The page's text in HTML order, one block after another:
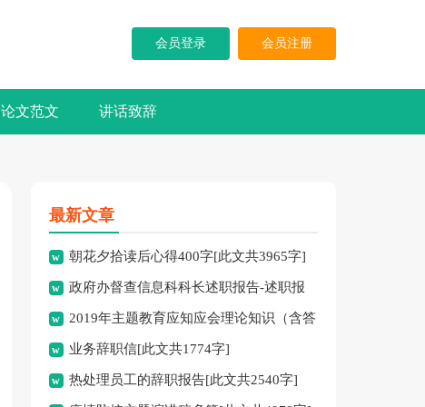
会员登录 会员注册
论文范文 讲话致辞
最新文章
朝花夕拾读后心得400字[此文共3965字]
政府办督查信息科科长述职报告-述职报
告[此文共10194字]
2019年主题教育应知应会理论知识（含答
案）[此文共10252字]
业务辞职信[此文共1774字]
热处理员工的辞职报告[此文共2540字]